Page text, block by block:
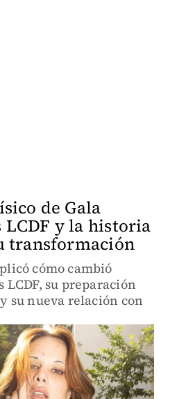
de Gala
LCDF y la historia
transformación
cómo cambió
su preparación
su nueva relación con